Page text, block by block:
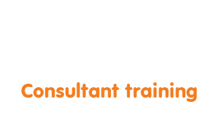
Consultant training